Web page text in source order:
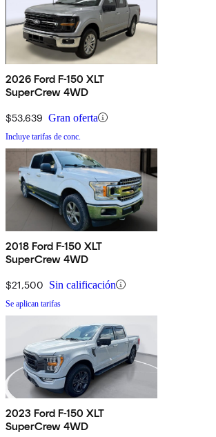
2026 Ford F-150 XLT
SuperCrew 4WD
$53,639 Gran oferta
Incluye tarifas de conc.
2018 Ford F-150 XLT
SuperCrew 4WD
$21,500 Sin calificación
Se aplican tarifas
2023 Ford F-150 XLT
SuperCrew 4WD